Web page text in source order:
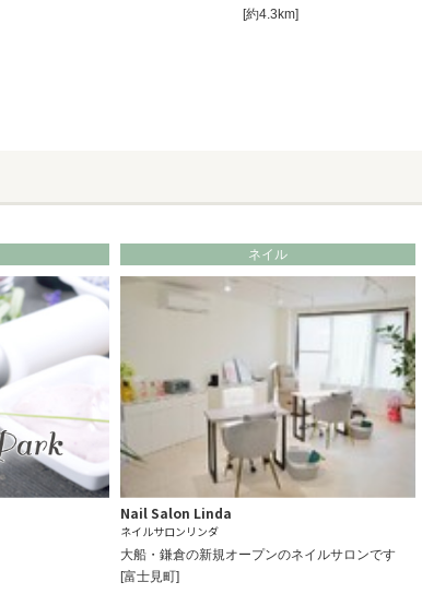
[約4.3km]
ネイル
Nail Salon Linda
ネイルサロンリンダ
大船・鎌倉の新規オープンのネイルサロンです
[富士見町]